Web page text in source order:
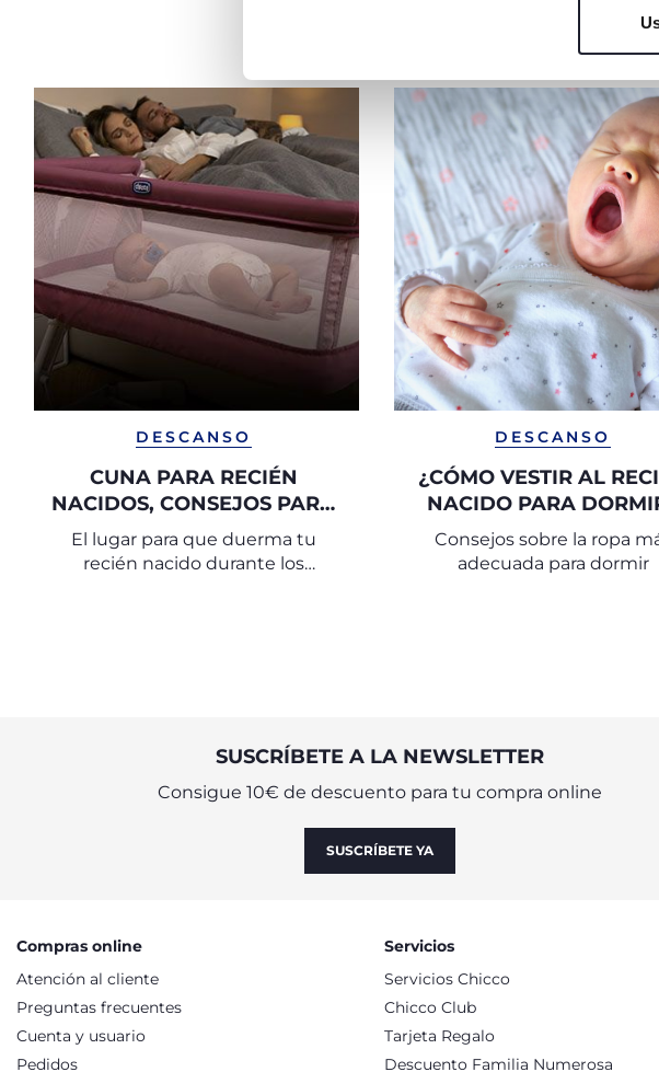
DESCANSO
CUNA PARA RECIÉN
NACIDOS, CONSEJOS PARA
EL SUEÑO DEL BEBÉ
El lugar para que duerma tu
recién nacido durante los
DESCANSO
¿CÓMO VESTIR AL
NACIDO PARA
Consejos sobre la ropa
adecuada para dormir
SUSCRÍBETE A LA NEWSLETTER
Consigue 10€ de descuento para tu compra online
SUSCRÍBETE YA
Compras online
Atención al cliente
Preguntas frecuentes
Cuenta y usuario
Pedidos
Servicios
Servicios Chicco
Chicco Club
Tarjeta Regalo
Descuento Familia Numerosa